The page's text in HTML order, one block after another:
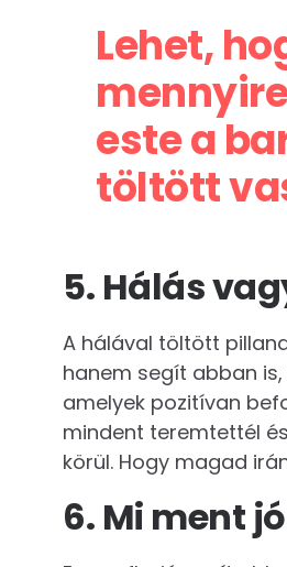
Lehet,
este a
töltött
5. Hálás
A hálával töltött
hanem segít abban
amelyek pozitívan
mindent teremtettél
körül. Hogy magad
6. Mi ment